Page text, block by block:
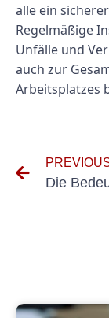
alle ein
Regelmäßige
Unfälle und
auch zur
Arbeitsplatzes